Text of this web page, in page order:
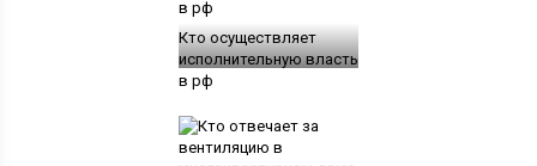
Кто осуществляет
исполнительную власть
в рф